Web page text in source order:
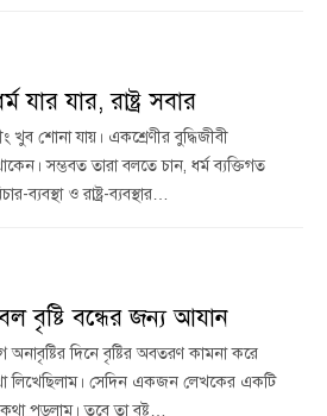
যার যার, রাষ্ট্র সবার
খুব শোনা যায়। একশ্রেণীর বুদ্ধিজীবী
সম্ভবত তারা বলতে চান, ধর্ম ব্যক্তিগত
ব্যবস্থা ও রাষ্ট্র-ব্যবস্থার…
বৃষ্টি বন্ধের জন্য আযান
দিনে বৃষ্টির অবতরণ কামনা করে
লিখেছিলাম। সেদিন একজন লেখকের একটি
পড়লাম। তবে তা বৃষ্ট…